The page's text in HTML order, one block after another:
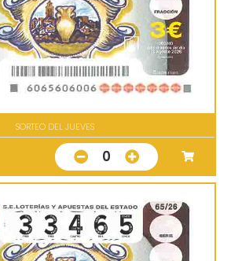
SORTEO DEL JUEVES
0